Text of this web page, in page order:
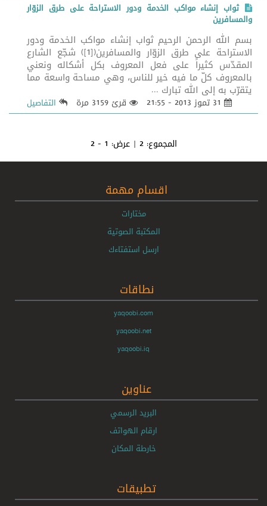
ثواب إنشاء مواكب الخدمة ودور الاستراحة على طرق الزوّار
والمسافرين
بسم الله الرحمن الرحيم ثواب إنشاء مواكب الخدمة ودور
الاستراحة على طرق الزوّار والمسافرين([1]) شجّع الشارع
المقدّس كثيراً على فعل المعروف بكل أشكاله ونعني
بالمعروف كلّ ما فيه خير للناس، وهي مساحة واسعة مما
يتقرّب به إلى الله تبارك ...
قرئ 3159 مرة التفاصيل
المجموع:2 | عرض: 1 - 2
اقسام مهمة
مختارات
المكتبة الصوتية
ارسل استفتاءك
نطاقات
yaqoobi.com
yaqoobi.net
yaqoobi.iq
عناوين
البريد الرسمي
ارقام الهواتف
خارطة المكان
تطبيقات